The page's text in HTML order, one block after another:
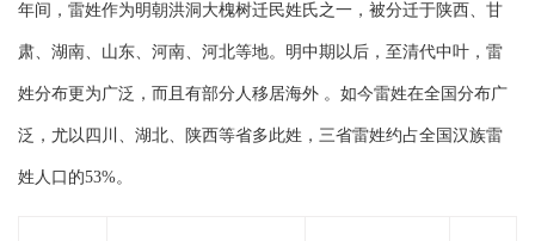
年间，雷姓作为明朝洪洞大槐树迁民姓氏之一，被分迁于陕西、甘
肃、湖南、山东、河南、河北等地。明中期以后，至清代中叶，雷
姓分布更为广泛，而且有部分人移居海外 。如今雷姓在全国分布广
泛，尤以四川、湖北、陕西等省多此姓，三省雷姓约占全国汉族雷
姓人口的53%。